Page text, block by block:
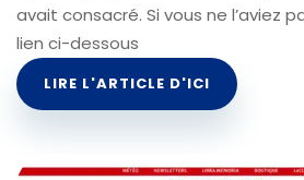
avait consacré. Si vous ne l’aviez
lien ci-dessous
LIRE L'ARTICLE D'ICI